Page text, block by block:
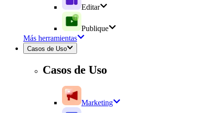
Editar
Publique
Más herramientas
Casos de Uso
Casos de Uso
Marketing